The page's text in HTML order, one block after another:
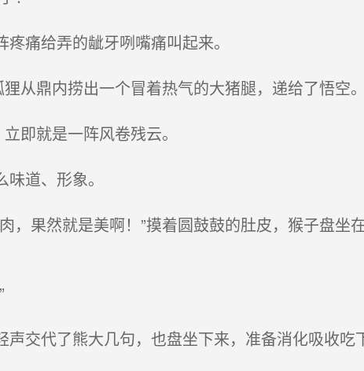
痛给弄的龇牙咧嘴痛叫起来。
从鼎内捞出一个冒着热气的大猪腿，递给了悟空。
即就是一阵风卷残云。
道、形象。
果然就是美啊！”摸着圆鼓鼓的肚皮，猴子盘坐
交代了熊大几句，也盘坐下来，准备消化吸收吃